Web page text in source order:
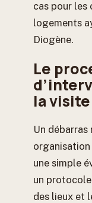
cas pour les
logements
Diogène.
Le
la
Un débarras
une simple
un
des lieux et